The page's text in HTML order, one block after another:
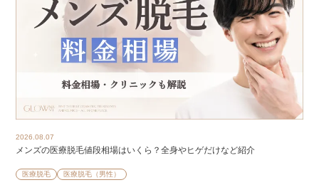
2026.08.07
メンズの医療脱毛値段相場はいくら？全身やヒゲだけなど紹介
医療脱毛 医療脱毛（男性）